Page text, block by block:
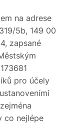
na adrese
5b, 149 00
zapsané
pro účely
co nejlépe